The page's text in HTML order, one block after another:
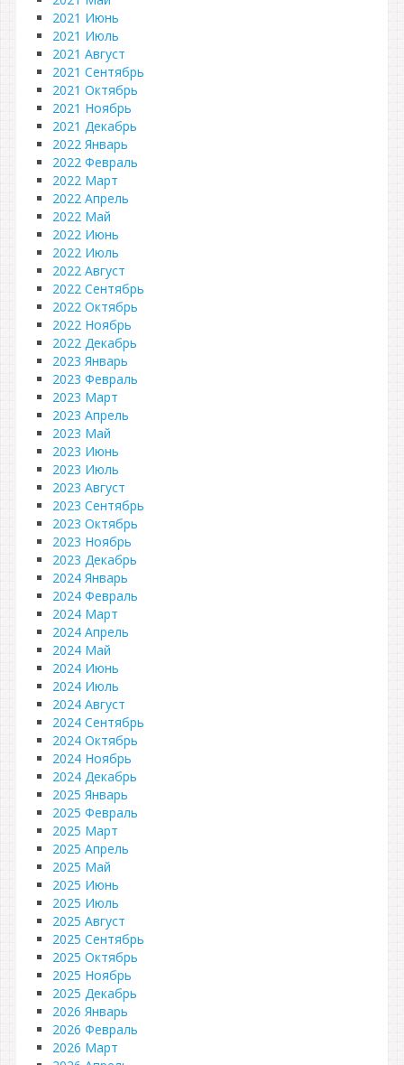
2021 Июнь
2021 Июль
2021 Август
2021 Сентябрь
2021 Октябрь
2021 Ноябрь
2021 Декабрь
2022 Январь
2022 Февраль
2022 Март
2022 Апрель
2022 Май
2022 Июнь
2022 Июль
2022 Август
2022 Сентябрь
2022 Октябрь
2022 Ноябрь
2022 Декабрь
2023 Январь
2023 Февраль
2023 Март
2023 Апрель
2023 Май
2023 Июнь
2023 Июль
2023 Август
2023 Сентябрь
2023 Октябрь
2023 Ноябрь
2023 Декабрь
2024 Январь
2024 Февраль
2024 Март
2024 Апрель
2024 Май
2024 Июнь
2024 Июль
2024 Август
2024 Сентябрь
2024 Октябрь
2024 Ноябрь
2024 Декабрь
2025 Январь
2025 Февраль
2025 Март
2025 Апрель
2025 Май
2025 Июнь
2025 Июль
2025 Август
2025 Сентябрь
2025 Октябрь
2025 Ноябрь
2025 Декабрь
2026 Январь
2026 Февраль
2026 Март